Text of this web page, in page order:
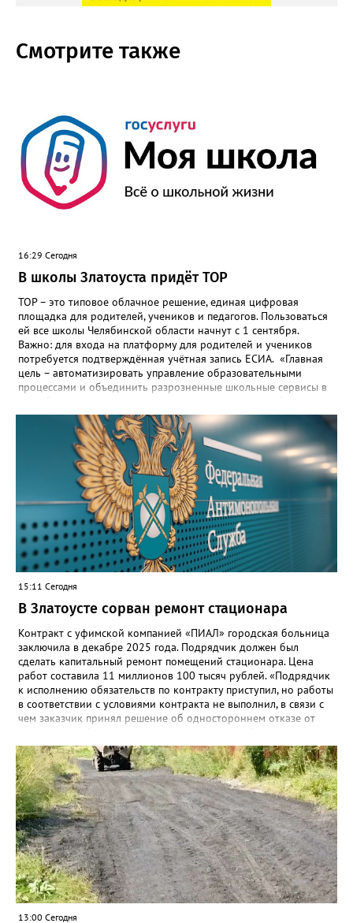
Смотрите также
16:29 Сегодня
В школы Златоуста придёт ТОР
ТОР – это типовое облачное решение, единая цифровая
площадка для родителей, учеников и педагогов. Пользоваться
ей все школы Челябинской области начнут с 1 сентября.
Важно: для входа на платформу для родителей и учеников
потребуется подтверждённая учётная запись ЕСИА. «Главная
цель – автоматизировать управление образовательными
процессами и объединить разрозненные школьные сервисы в
региональном министерстве образования. - Платформа ТОР
“Моя школа” объединит все школьные сервисы в единую
безопасную государственную экосистему. Предполагается, что
переход пройдёт максимально комфортно для пользователей».
Привычные функции - оценки, расписание, домашние задания,
связь с учителями, знакомые пользователям экосистемы
«Госуслуги Моя школа», не просто сохранятся, они будут
собраны в одном месте, подчеркнули в ведомстве. Причём в
этом случае переход на ТОР станет вообще незаметным.
15:11 Сегодня
В Златоусте сорван ремонт стационара
Контракт с уфимской компанией «ПИАЛ» городская больница
заключила в декабре 2025 года. Подрядчик должен был
сделать капитальный ремонт помещений стационара. Цена
работ составила 11 миллионов 100 тысяч рублей. «Подрядчик
к исполнению обязательств по контракту приступил, но работы
в соответствии с условиями контракта не выполнил, в связи с
чем заказчик принял решение об одностороннем отказе от
Челябинском УФАС. Антимонопольная служба приняла
решение включить ООО «ПИАЛ» в реестр недобросовестных
поставщиков. В чёрном списке уфимский подрядчик будет два
года.
13:00 Сегодня